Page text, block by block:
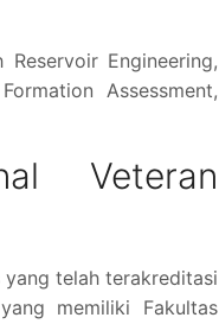
Engineering,
Assessment,
Veteran
telah terakreditasi
memiliki Fakultas